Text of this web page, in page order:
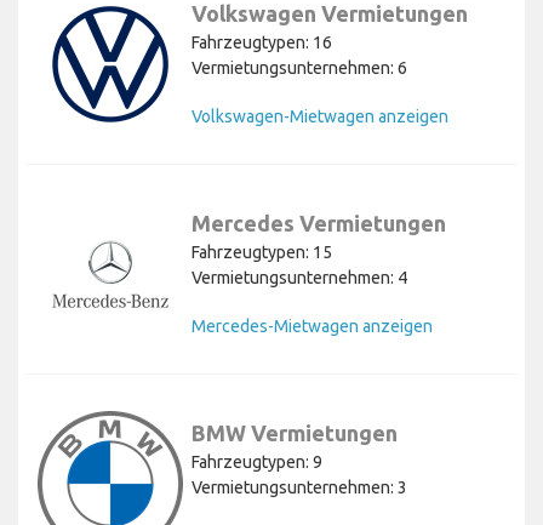
Volkswagen Vermietungen
Fahrzeugtypen: 16
Vermietungsunternehmen: 6
Volkswagen-Mietwagen anzeigen
Mercedes Vermietungen
Fahrzeugtypen: 15
Vermietungsunternehmen: 4
Mercedes-Mietwagen anzeigen
BMW Vermietungen
Fahrzeugtypen: 9
Vermietungsunternehmen: 3